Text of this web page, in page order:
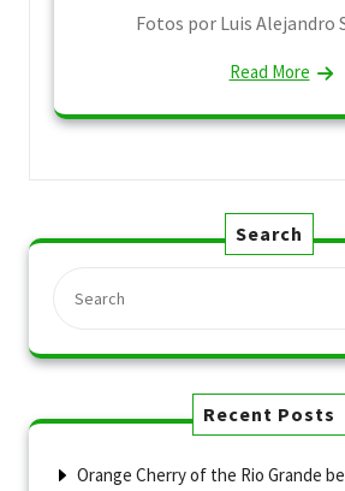
Fotos por Luis Alejandro
Read More
Search
Recent Posts
Orange Cherry of the Rio Grande